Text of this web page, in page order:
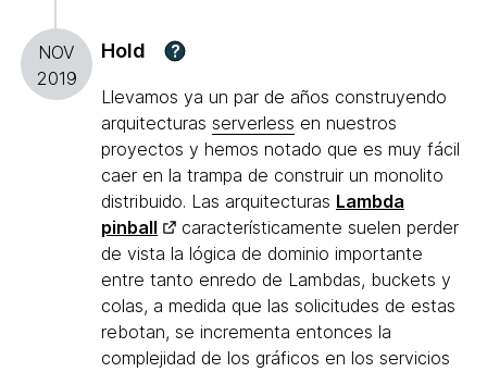
NOV
2019
Hold ?
Llevamos ya un par de años construyendo
arquitecturas serverless en nuestros
proyectos y hemos notado que es muy fácil
caer en la trampa de construir un monolito
distribuido. Las arquitecturas Lambda
pinball
característicamente suelen perder
de vista la lógica de dominio importante
entre tanto enredo de Lambdas, buckets y
colas, a medida que las solicitudes de estas
rebotan, se incrementa entonces la
complejidad de los gráficos en los servicios